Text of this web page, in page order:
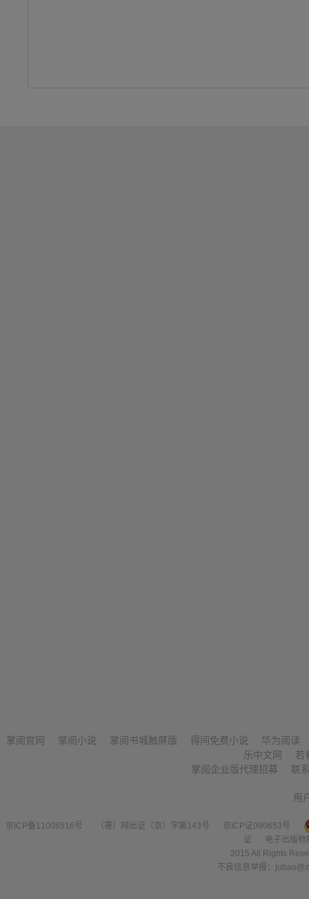
掌阅官网 掌阅小说 掌阅书城触屏版 得间免费小说
华为阅读
乐中文网
若
掌阅企业版代理招募
联
用
京ICP备11008516号 （署）网出证（京）字第143号
京ICP证090653号
证
电子出版
2015 All Rights
不良信息举报：